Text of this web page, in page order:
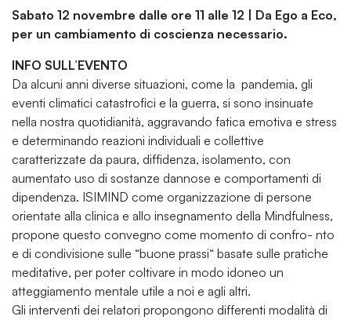
Sabato 12 novembre dalle ore 11 alle 12 | Da Ego a Eco,
per un cambiamento di coscienza necessario.
INFO SULL’EVENTO
Da alcuni anni diverse situazioni, come la pandemia, gli
eventi climatici catastrofici e la guerra, si sono insinuate
nella nostra quotidianità, aggravando fatica emotiva e stress
e determinando reazioni individuali e collettive
caratterizzate da paura, diffidenza, isolamento, con
aumentato uso di sostanze dannose e comportamenti di
dipendenza. ISIMIND come organizzazione di persone
orientate alla clinica e allo insegnamento della Mindfulness,
propone questo convegno come momento di confro- nto
e di condivisione sulle “buone prassi“ basate sulle pratiche
meditative, per poter coltivare in modo idoneo un
atteggiamento mentale utile a noi e agli altri.
Gli interventi dei relatori propongono differenti modalità di